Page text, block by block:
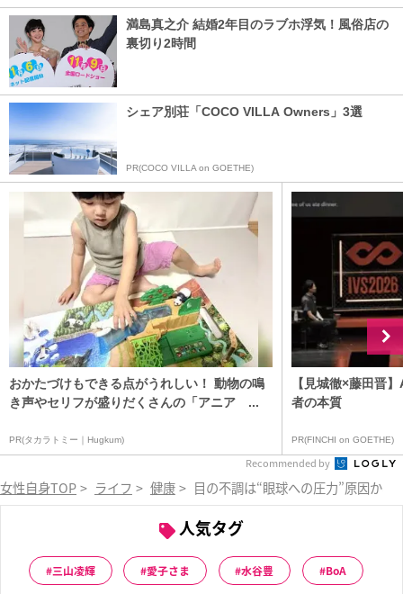
満島真之介 結婚2年目のラブホ浮気！風俗店の
裏切り2時間
シェア別荘「COCO VILLA Owners」3選
PR(COCO VILLA on GOETHE)
おかたづけもできる点がうれしい！ 動物の鳴
き声やセリフが盛りだくさんの「アニア ...
PR(タカラトミー｜Hugkum)
【見城徹×藤田晋
者の本質
PR(FINCHI on GOETHE)
Recommended by
女性自身TOP > ライフ > 健康 > 目の不調は“眼球への圧力”原因か
人気タグ
三山凌輝 愛子さま 水谷豊 BoA